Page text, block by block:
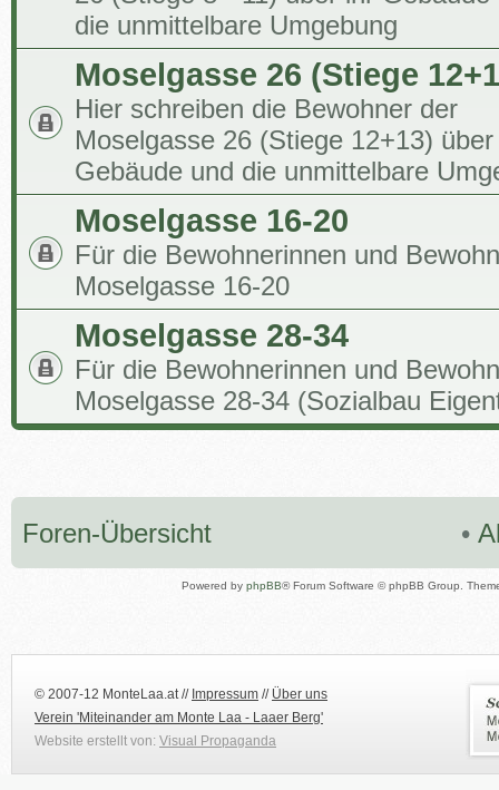
die unmittelbare Umgebung
Moselgasse 26 (Stiege
Hier schreiben die Bewohner der
Moselgasse 26 (Stiege 12+13)
Gebäude und die unmittelbare
Moselgasse 16-20
Für die Bewohnerinnen und
Moselgasse 16-20
Moselgasse 28-34
Für die Bewohnerinnen und
Moselgasse 28-34 (Sozialbau
Foren-Übersicht •
Powered by phpBB® Forum Software © phpBB Group.
© 2007-12 MonteLaa.at // Impressum // Über uns
Verein 'Miteinander am Monte Laa - Laaer Berg'
Website erstellt von: Visual Propaganda